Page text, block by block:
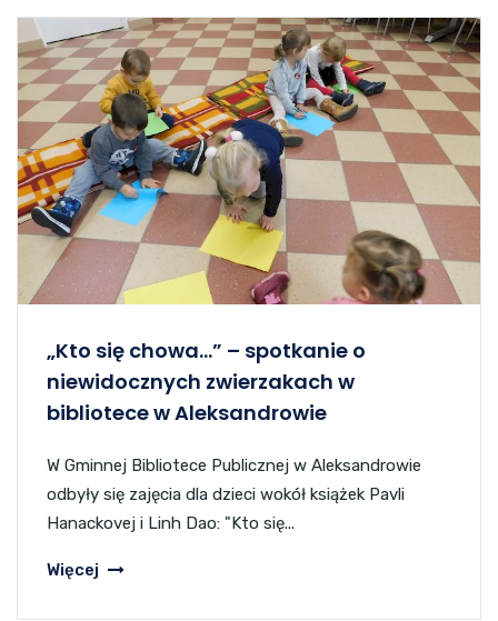
„Kto się chowa…” – spotkanie o
niewidocznych zwierzakach w
bibliotece w Aleksandrowie
W Gminnej Bibliotece Publicznej w Aleksandrowie
odbyły się zajęcia dla dzieci wokół książek Pavli
Hanackovej i Linh Dao: "Kto się...
Więcej